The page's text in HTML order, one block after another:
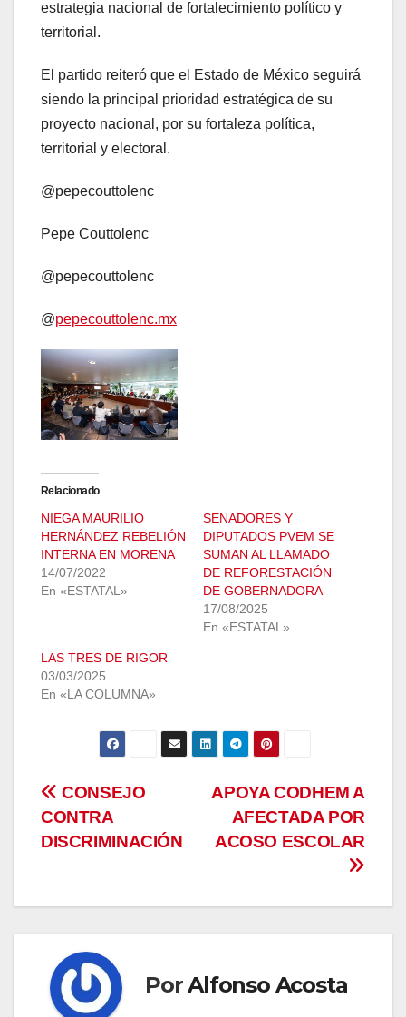
estrategia nacional de fortalecimiento político y
territorial.
El partido reiteró que el Estado de México seguirá
siendo la principal prioridad estratégica de su
proyecto nacional, por su fortaleza política,
territorial y electoral.
@pepecouttolenc
Pepe Couttolenc
@pepecouttolenc
@pepecouttolenc.mx
Relacionado
NIEGA MAURILIO
HERNÁNDEZ REBELIÓN
INTERNA EN MORENA
14/07/2022
En «ESTATAL»
SENADORES Y
DIPUTADOS PVEM SE
SUMAN AL LLAMADO
DE REFORESTACIÓN
DE GOBERNADORA
17/08/2025
En «ESTATAL»
LAS TRES DE RIGOR
03/03/2025
En «LA COLUMNA»
Navegación
de
APOYA CODHEM A
AFECTADA POR
ACOSO ESCOLAR
CONSEJO
CONTRA
DISCRIMINACIÓN
PorAlfonso Acosta